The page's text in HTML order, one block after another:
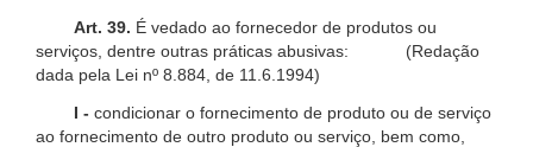
Art. 39. É vedado ao fornecedor de produtos ou
serviços, dentre outras práticas abusivas: (Redação
dada pela Lei nº 8.884, de 11.6.1994)
I - condicionar o fornecimento de produto ou de serviço
ao fornecimento de outro produto ou serviço, bem como,